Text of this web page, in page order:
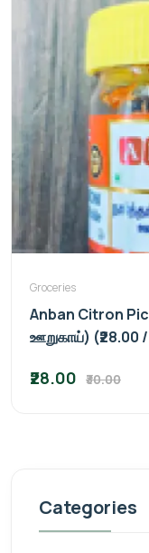
Groceries
Anban Citron
ஊறுகாய்) (₹28.00 /
₹28.00 ₹30.00
Categories